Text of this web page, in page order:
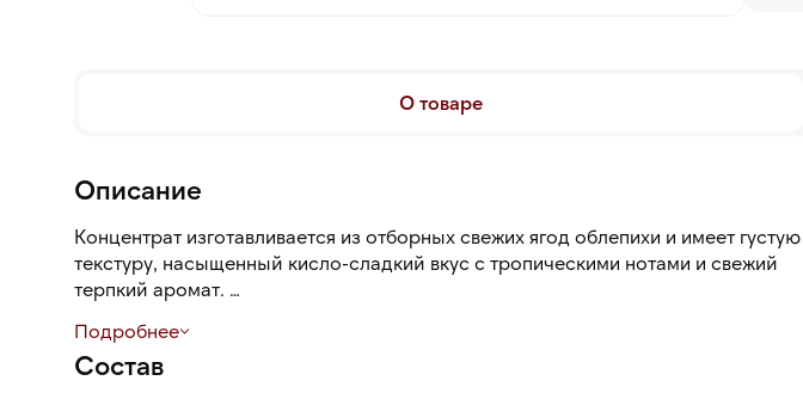
О товаре
Описание
Концентрат изготавливается из отборных свежих ягод облепихи и имеет густую
текстуру, насыщенный кисло-сладкий вкус с тропическими нотами и свежий
терпкий аромат.
Концентрат хорошо растворяется в горячей и холодной воде.
Подробнее
Состав